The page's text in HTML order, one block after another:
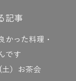
記事
かった料理・
です
）お茶会